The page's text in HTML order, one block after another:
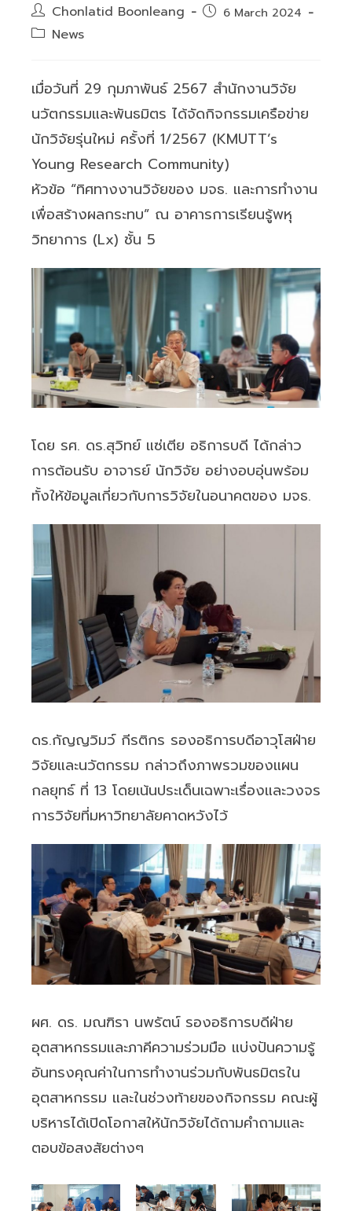
Post
author:
Chonlatid Boonleang
Post6 March 2024
PostNews
เมื่อวันที่ 29 กุมภาพันธ์ 2567 สำนักงานวิจัย
นวัตกรรมและพันธมิตร ได้จัดกิจกรรมเครือข่าย
นักวิจัยรุ่นใหม่ ครั้งที่ 1/2567 (KMUTT’s
Young Research Community)
หัวข้อ “ทิศทางงานวิจัยของ มจธ. และการทำงาน
เพื่อสร้างผลกระทบ” ณ อาคารการเรียนรู้พหุ
วิทยาการ (Lx) ชั้น 5
โดย รศ. ดร.สุวิทย์ แซ่เตีย อธิการบดี ได้กล่าว
การต้อนรับ อาจารย์ นักวิจัย อย่างอบอุ่นพร้อม
ทั้งให้ข้อมูลเกี่ยวกับการวิจัยในอนาคตของ มจธ.
ดร.กัญญวิมว์ กีรติกร รองอธิการบดีอาวุโสฝ่าย
วิจัยและนวัตกรรม กล่าวถึงภาพรวมของแผน
กลยุทธ์ ที่ 13 โดยเน้นประเด็นเฉพาะเรื่องและวงจร
การวิจัยที่มหาวิทยาลัยคาดหวังไว้
ผศ. ดร. มณฑิรา นพรัตน์ รองอธิการบดีฝ่าย
อุตสาหกรรมและภาคีความร่วมมือ แบ่งปันความรู้
อันทรงคุณค่าในการทำงานร่วมกับพันธมิตรใน
อุตสาหกรรม และในช่วงท้ายของกิจกรรม คณะผู้
บริหารได้เปิดโอกาสให้นักวิจัยได้ถามคำถามและ
ตอบข้อสงสัยต่างๆ